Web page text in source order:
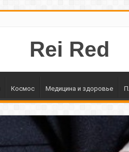
Rei Red
Космос Медицина и здоровье